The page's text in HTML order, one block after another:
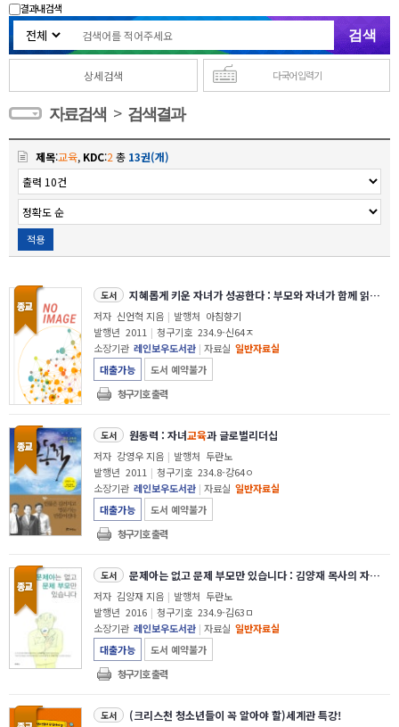
결과내 검색
상세검색 다국어 입력기
자료검색 > 검색결과
제목:교육, KDC:2 총 13권(개)
적용
도서 지혜롭게 키운 자녀가 성공한다 : 부모와 자녀가 함께 읽는 잠언
저자 신언혁 지음 | 발행처 아침향기
발행년 2011 | 청구기호 234.9-신64ㅈ
소장기관 레인보우도서관 | 자료실 일반자료실
대출가능
도서 예약불가
청구기호 출력
도서 원동력 : 자녀교육과 글로벌리더십
저자 강영우 지음 | 발행처 두란노
발행년 2011 | 청구기호 234.8-강64ㅇ
소장기관 레인보우도서관 | 자료실 일반자료실
대출가능
도서 예약불가
청구기호 출력
도서 문제아는 없고 문제 부모만 있습니다 : 김양재 목사의 자녀
저자 김양재 지음 | 발행처 두란노
발행년 2016 | 청구기호 234.9-김63ㅁ
소장기관 레인보우도서관 | 자료실 일반자료실
대출가능
도서 예약불가
청구기호 출력
도서 (크리스천 청소년들이 꼭 알아야 할)세계관 특강!